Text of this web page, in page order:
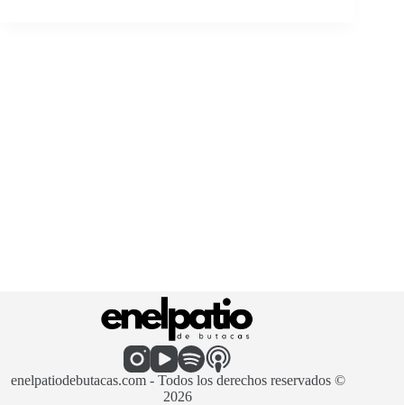
enelpatiodebutacas.com - Todos los derechos reservados ©
2026